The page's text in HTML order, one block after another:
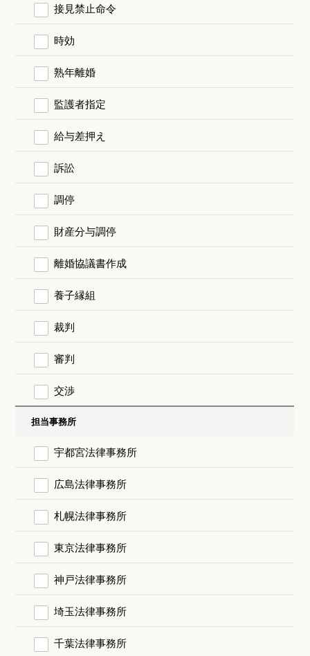
接見禁止命令
時効
熟年離婚
監護者指定
給与差押え
訴訟
調停
財産分与調停
離婚協議書作成
養子縁組
裁判
審判
交渉
担当事務所
宇都宮法律事務所
広島法律事務所
札幌法律事務所
東京法律事務所
神戸法律事務所
埼玉法律事務所
千葉法律事務所